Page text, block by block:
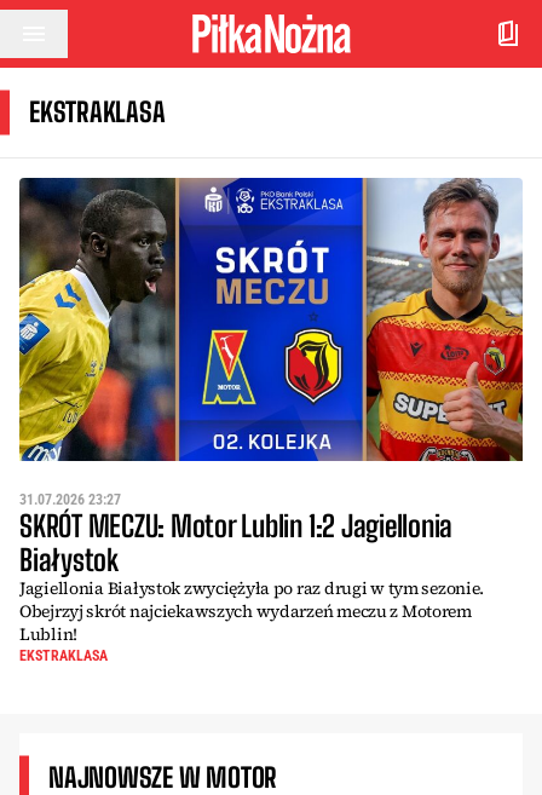
Przejdź do treści
EKSTRAKLASA
31.07.2026 23:27
SKRÓT MECZU: Motor Lublin 1:2 Jagiellonia
Białystok
Jagiellonia Białystok zwyciężyła po raz drugi w tym sezonie.
Obejrzyj skrót najciekawszych wydarzeń meczu z Motorem
Lublin!
EKSTRAKLASA
NAJNOWSZE W MOTOR